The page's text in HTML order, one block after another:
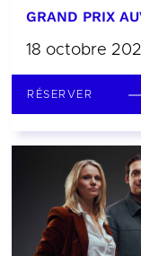
GRAND PRIX
18 octobre
RÉSERVER